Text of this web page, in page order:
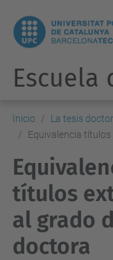
Escuela
Inicio
La tesis
Equivalencia
títulos
al grado
doctora